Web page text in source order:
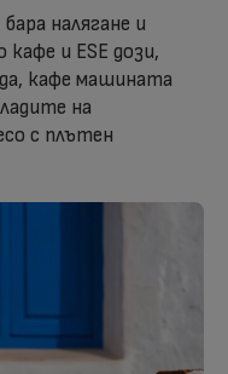
налягане и
и ESE дози,
кафе машината
на
с плътен